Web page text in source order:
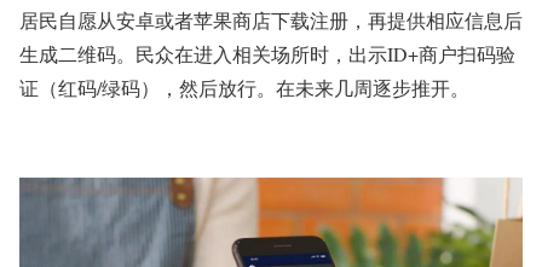
居民自愿从安卓或者苹果商店下载注册，再提供相应信息后
生成二维码。民众在进入相关场所时，出示ID+商户扫码验
证（红码/绿码），然后放行。在未来几周逐步推开。